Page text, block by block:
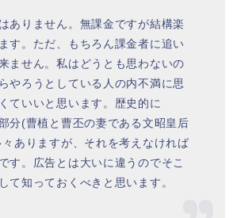
ありません。無課金ですが結構楽
す。ただ、もちろん課金者に追い
ません。私はどうとも思わないの
やろうとしている人の内不満に思
ていいと思います。歴史的に
分(曹植と曹丕の妻である文昭皇后
ありますが、それを考えなければ
す。広告とは大いに違うのでそこ
て知っておくべきと思います。